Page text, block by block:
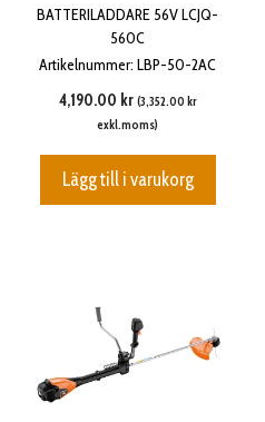
BATTERILADDARE 56V LCJQ-
560C
Artikelnummer: LBP-50-2AC
4,190.00 kr (3,352.00 kr
exkl.moms)
Lägg till i varukorg